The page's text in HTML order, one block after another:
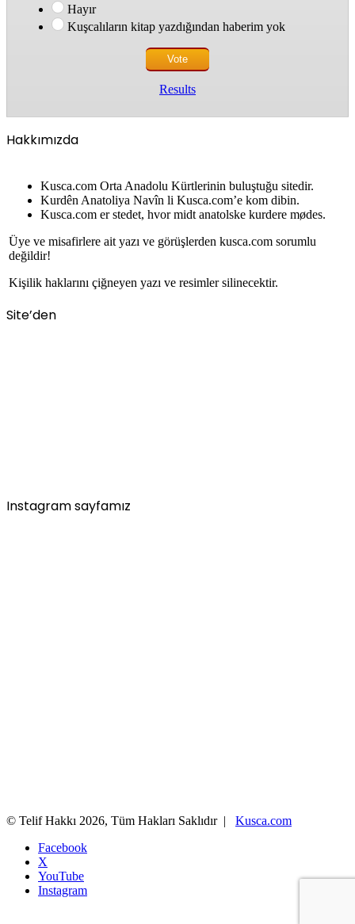
Hayır
Kuşcalıların kitap yazdığından haberim yok
Results
Hakkımızda
Kusca.com Orta Anadolu Kürtlerinin buluştuğu sitedir.
Kurdên Anatoliya Navîn li Kusca.com’e kom dibin.
Kusca.com er stedet, hvor midt anatolske kurdere mødes.
Üye ve misafirlere ait yazı ve görüşlerden kusca.com sorumlu
değildir!
Kişilik haklarını çiğneyen yazı ve resimler silinecektir.
Site’den
Instagram sayfamız
© Telif Hakkı 2026, Tüm Hakları Saklıdır | Kusca.com
Facebook
X
YouTube
Instagram